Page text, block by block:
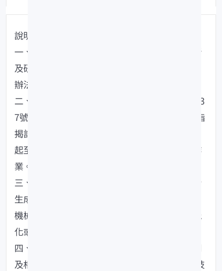
說明：
一、依據本部推動學術與研究機構參與產業創新
及研究發展補助
辦法辦理。
二、本部前以114年6月10日農科字第114005273
7號(諒達)函知於114 年6月10日至7月31日徵求旨
揭計畫，考量該項計畫尚有補助額度，爰自即日
起至本(115)年4月30日止開放第二次受理申請作
業。
三、旨揭計畫第二次公開徵求項目為「開發融合
生成式AI之農業產銷管理模型」、「開發與建構
機械化農業生產體系」及「開發漁業加工之智能
化或自動化設備」，徵求重點如附件1。
四、有關申請資格、作業程序、計畫書撰寫說明
及相關文件等詳細資訊，請至「AgTech農業科技